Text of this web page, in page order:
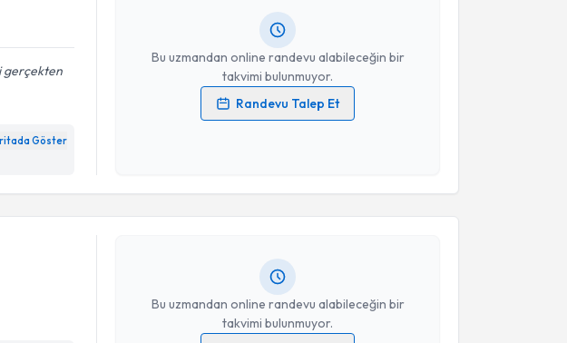
gerçekten
Göster
Bu uzmandan online randevu alabileceğin bir
takvimi bulunmuyor.
Randevu Talep Et
Kişisel verilerimin işlenmesine ilişkinAydınlatma Metni
Takvim Talebini Gönder
Bu uzmandan online randevu alabileceğin bir
takvimi bulunmuyor.